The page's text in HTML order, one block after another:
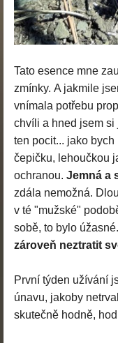
Tato esence mne
zmínky. A jakmile
vnímala potřebu
chvíli a hned jsem si
ten pocit... jako
čepičku, lehoučkou
ochranou. Jemná a
zdála nemožná.
v té "mužské"
sobě, to bylo úžasné.
zároveň neztratit
První týden užívání
únavu, jakoby
skutečně hodně,